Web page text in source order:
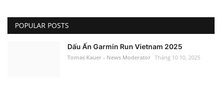
POPULAR POSTS
Dấu Ấn Garmin Run Vietnam 2025
Tomas Kauer - News Moderator Tháng 10 10, 2025